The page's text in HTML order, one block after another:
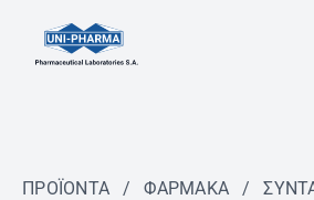
ΠΡΟΪΟΝΤΑ / ΦΆΡΜΑΚΑ /